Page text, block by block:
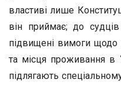
властиві лише
він приймає; до
підвищені вимоги щодо
та місця проживання в
підлягають